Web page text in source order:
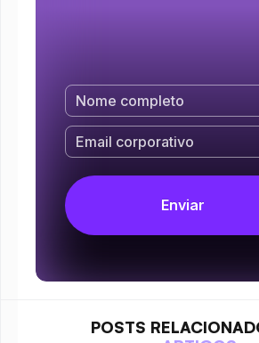
POSTS